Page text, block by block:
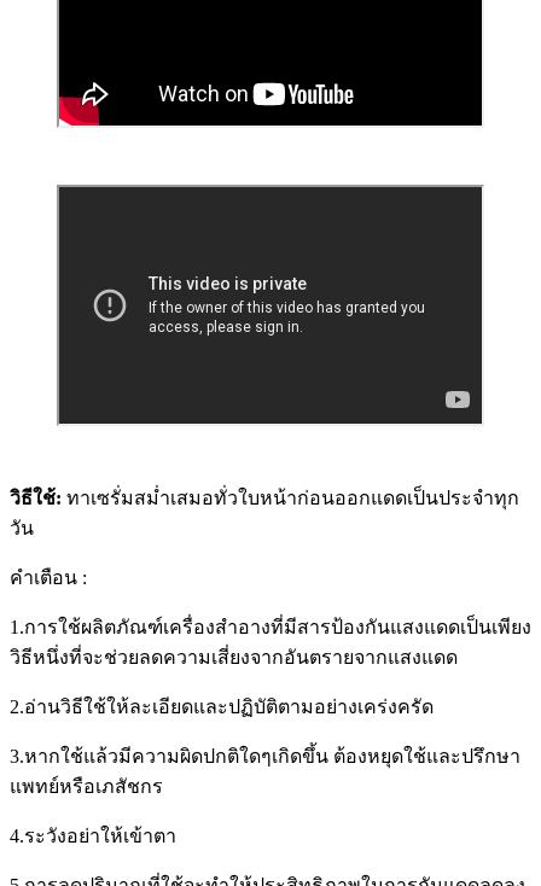
วิธีใช้: ทาเซรั่มสม่ำเสมอทั่วใบหน้าก่อนออกแดดเป็นประจำทุก
วัน
คำเตือน :
1.การใช้ผลิตภัณฑ์เครื่องสำอางที่มีสารป้องกันแสงแดดเป็นเพียง
วิธีหนึ่งที่จะช่วยลดความเสี่ยงจากอันตรายจากแสงแดด
2.อ่านวิธีใช้ให้ละเอียดและปฏิบัติตามอย่างเคร่งครัด
3.หากใช้แล้วมีความผิดปกติใดๆเกิดขึ้น ต้องหยุดใช้และปรึกษา
แพทย์หรือเภสัชกร
4.ระวังอย่าให้เข้าตา